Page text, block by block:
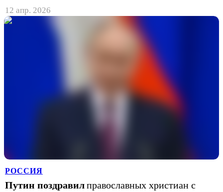
12 апр. 2026
РОССИЯ
Путин поздравилправославных христиан с